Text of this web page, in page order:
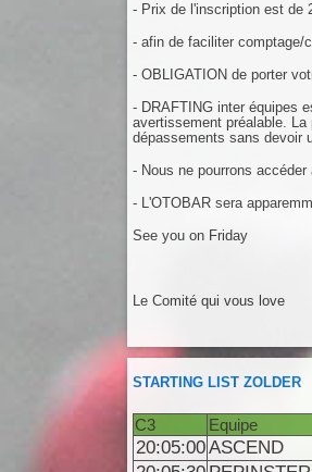
- Prix de l'inscription est de
- afin de faciliter comptage/
- OBLIGATION de porter
- DRAFTING inter équipes
avertissement préalable.
dépassements sans devoir
- Nous ne pourrons
- L'OTOBAR sera
See you on Friday
Le Comité qui vous love
STARTING LIST ZOLDER
C3 Equipe
20:05:00ASCEND